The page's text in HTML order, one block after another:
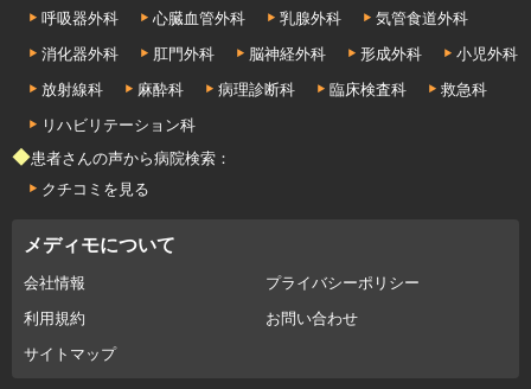
呼吸器外科
心臓血管外科 乳腺外科
気管食道外科
消化器外科
肛門外科 脳神経外科 形成外科
小児外科
放射線科
麻酔科 病理診断科 臨床検査科
救急科
リハビリテーション科
◆患者さんの声から病院検索：
クチコミを見る
メディモについて
会社情報
プライバシーポリシー
利用規約
お問い合わせ
サイトマップ